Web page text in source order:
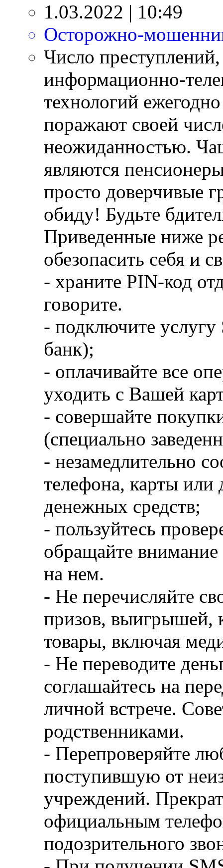
1.03.2022 | 10:49
Осторожно-
Число
информационно-
технологий
поражают своей
неожиданностью.
являются
просто доверчивые
обиду! Будьте
Приведенные ниже
обезопасить себя и
- храните PIN-код
говорите.
- подключите
банк);
- оплачивайте все
уходить с Вашей
- совершайте
(специально
- незамедлительно
телефона, карты или
денежных средств;
- пользуйтесь
обращайте внимание
на нем.
- Не перечисляйте
призов, выигрышей,
товары, включая
- Не переводите
соглашайтесь на
личной встрече.
родственниками.
- Перепроверяйте
поступившую от
учреждений.
официальным
подозрительного